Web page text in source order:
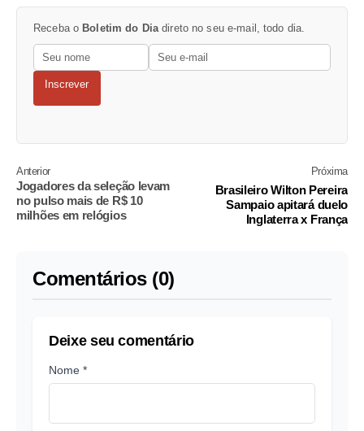
Receba o Boletim do Dia direto no seu e-mail, todo dia.
Inscrever
Anterior
Jogadores da seleção levam
no pulso mais de R$ 10
milhões em relógios
Próxima
Brasileiro Wilton Pereira
Sampaio apitará duelo
Inglaterra x França
Comentários (0)
Deixe seu comentário
Nome *